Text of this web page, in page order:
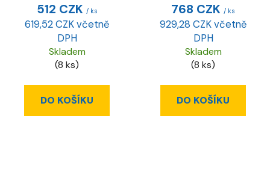
512 CZK / ks
619,52 CZK včetně
DPH
Skladem
(8 ks)
DO KOŠÍKU
768 CZK / ks
929,28 CZK včetně
DPH
Skladem
(8 ks)
DO KOŠÍKU